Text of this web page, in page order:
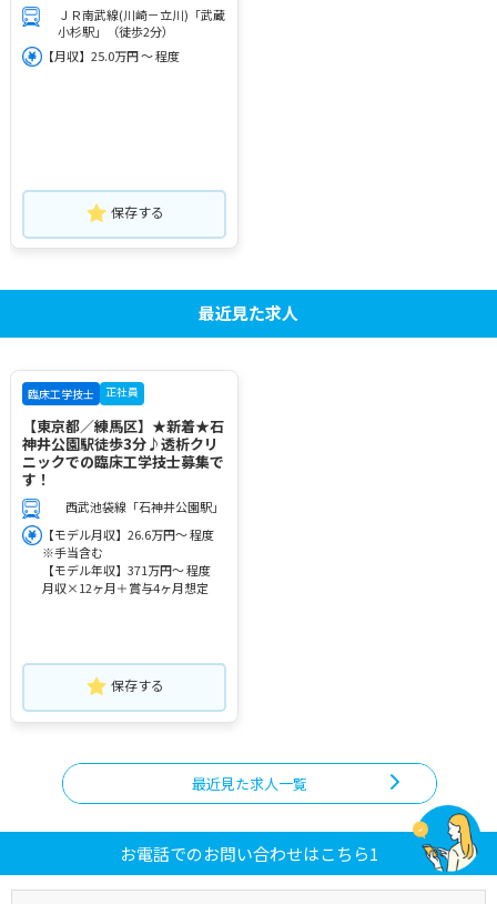
ＪＲ南武線(川崎－立川)「武蔵
小杉駅」（徒歩2分）
【月収】25.0万円 ～ 程度
保存する
最近見た求人
臨床工学技士 正社員
【東京都／練馬区】★新着★石
神井公園駅徒歩3分♪透析クリ
ニックでの臨床工学技士募集で
す！
西武池袋線「石神井公園駅」
【モデル月収】26.6万円～ 程度
※手当含む
【モデル年収】371万円～ 程度
月収×12ヶ月＋賞与4ヶ月想定
保存する
最近見た求人一覧
お電話でのお問い合わせはこちら1